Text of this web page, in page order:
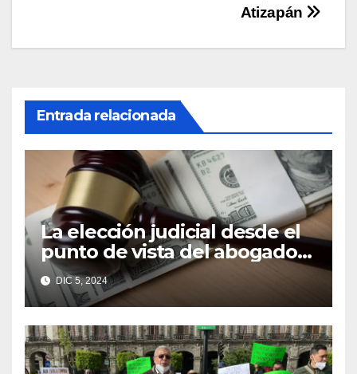
Atizapán
Entrada relacionada
La elección judicial desde el
punto de vista del abogado
Edgar Galindo Macedo
DIC 5, 2024